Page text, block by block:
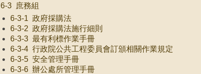
6-3 庶務組
6-3-1 政府採購法
6-3-2 政府採購法施行細則
6-3-3 最有利標作業手冊
6-3-4 行政院公共工程委員會訂頒相關作業規定
6-3-5 安全管理手冊
6-3-6 辦公處所管理手冊